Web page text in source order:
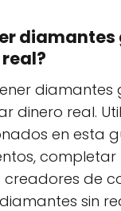
diamantes
dinero real.
en esta
completar
creadores de
sin